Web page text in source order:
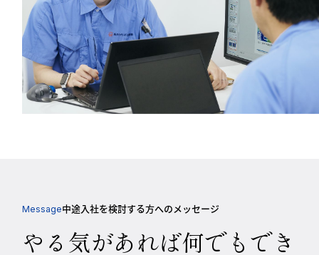
Message中途入社を検討する方へのメッセージ
やる気があれば何でもでき